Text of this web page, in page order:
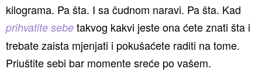
kilograma. Pa šta. I sa čudnom naravi. Pa šta. Kad
prihvatite sebe takvog kakvi jeste ona ćete znati šta i
trebate zaista mjenjati i pokušaćete raditi na tome.
Priuštite sebi bar momente sreće po vašem.